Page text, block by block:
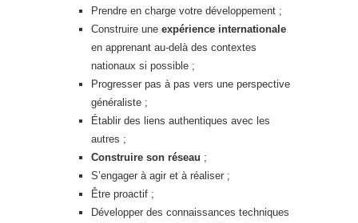
Prendre en charge votre développement ;
Construire une expérience internationale
en apprenant au-delà des contextes
nationaux si possible ;
Progresser pas à pas vers une perspective
généraliste ;
Établir des liens authentiques avec les
autres ;
Construire son réseau ;
S’engager à agir et à réaliser ;
Être proactif ;
Développer des connaissances techniques